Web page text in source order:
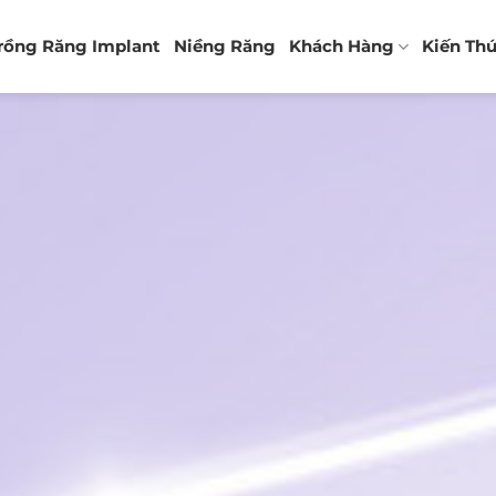
Răng Implant Niềng Răng Khách Hàng Kiến